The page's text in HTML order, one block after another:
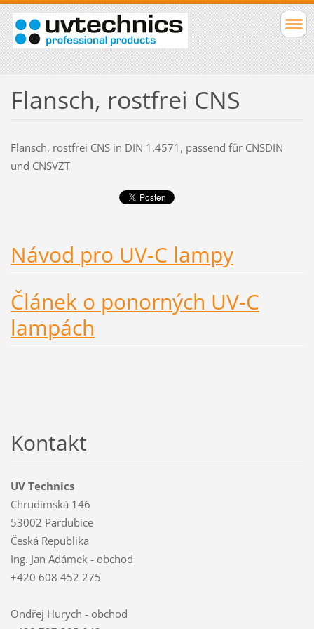
Flansch, rostfrei CNS
Flansch, rostfrei CNS in DIN 1.4571, passend für CNSDIN
und CNSVZT
Návod pro UV-C lampy
Článek o ponorných UV-C
lampách
Kontakt
UV Technics
Chrudimská 146
53002 Pardubice
Česká Republika
Ing. Jan Adámek - obchod
+420 608 452 275
Ondřej Hurych - obchod